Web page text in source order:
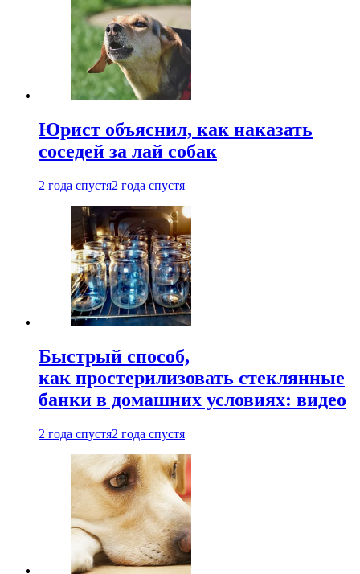
Юрист объяснил, как наказать
соседей за лай собак
2 года спустя2 года спустя
Быстрый способ,
как простерилизовать стеклянные
банки в домашних условиях: видео
2 года спустя2 года спустя